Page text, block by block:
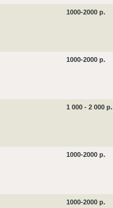
1000-2000 р.
1000-2000 р.
1 000 - 2 000 р.
1000-2000 р.
1000-2000 р.